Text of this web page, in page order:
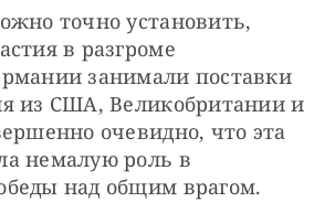
точно установить,
в разгроме
занимали поставки
из США, Великобритании и
очевидно, что эта
немалую роль в
над общим врагом.